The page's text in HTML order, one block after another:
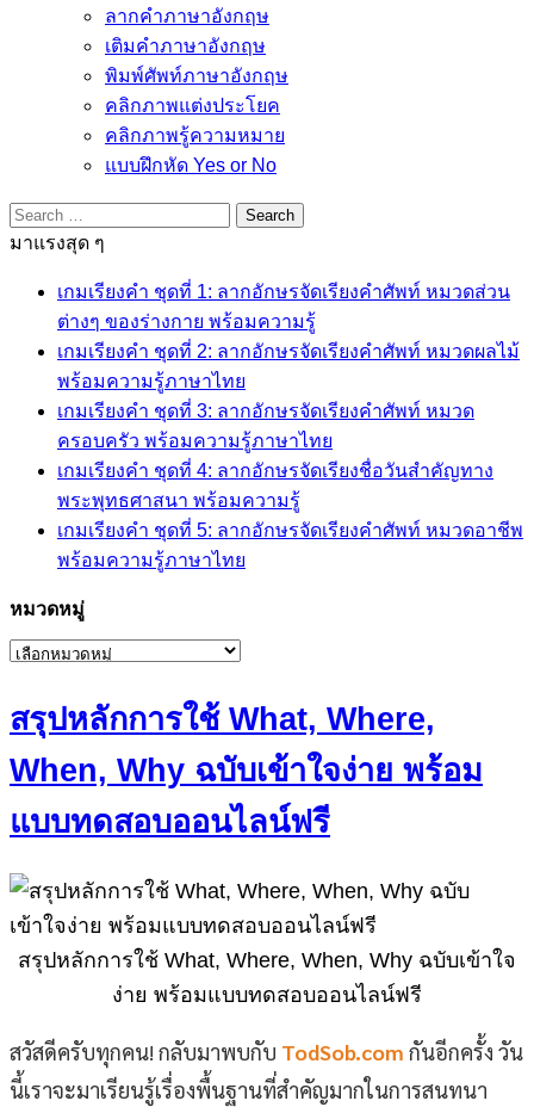
ลากคำภาษาอังกฤษ
เติมคำภาษาอังกฤษ
พิมพ์ศัพท์ภาษาอังกฤษ
คลิกภาพแต่งประโยค
คลิกภาพรู้ความหมาย
แบบฝึกหัด Yes or No
Search
for:
มาแรงสุด ๆ
เกมเรียงคำ ชุดที่ 1: ลากอักษรจัดเรียงคำศัพท์ หมวดส่วน
ต่างๆ ของร่างกาย พร้อมความรู้
เกมเรียงคำ ชุดที่ 2: ลากอักษรจัดเรียงคำศัพท์ หมวดผลไม้
พร้อมความรู้ภาษาไทย
เกมเรียงคำ ชุดที่ 3: ลากอักษรจัดเรียงคำศัพท์ หมวด
ครอบครัว พร้อมความรู้ภาษาไทย
เกมเรียงคำ ชุดที่ 4: ลากอักษรจัดเรียงชื่อวันสำคัญทาง
พระพุทธศาสนา พร้อมความรู้
เกมเรียงคำ ชุดที่ 5: ลากอักษรจัดเรียงคำศัพท์ หมวดอาชีพ
พร้อมความรู้ภาษาไทย
หมวดหมู่
หมวด
สรุปหลักการใช้ What, Where,
When, Why ฉบับเข้าใจง่าย พร้อม
แบบทดสอบออนไลน์ฟรี
สรุปหลักการใช้ What, Where, When, Why ฉบับเข้าใจ
ง่าย พร้อมแบบทดสอบออนไลน์ฟรี
สวัสดีครับทุกคน! กลับมาพบกับ TodSob.com กันอีกครั้ง วัน
นี้เราจะมาเรียนรู้เรื่องพื้นฐานที่สำคัญมากในการสนทนา